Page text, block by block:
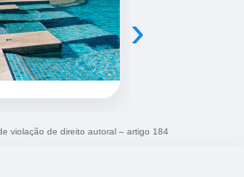
›
violação de direito autoral – artigo 184